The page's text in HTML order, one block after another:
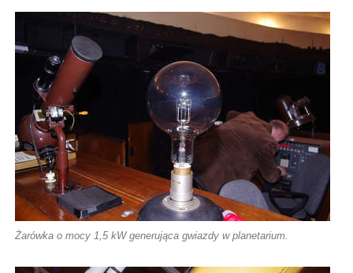
Żarówka o mocy 1,5 kW generująca gwiazdy w planetarium.